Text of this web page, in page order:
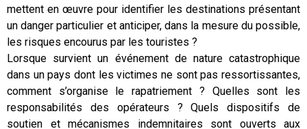
mettent en œuvre pour identifier les destinations présentant
un danger particulier et anticiper, dans la mesure du possible,
les risques encourus par les touristes ?
Lorsque survient un événement de nature catastrophique
dans un pays dont les victimes ne sont pas ressortissantes,
comment s’organise le rapatriement ? Quelles sont les
responsabilités des opérateurs ? Quels dispositifs de
soutien et mécanismes indemnitaires sont ouverts aux